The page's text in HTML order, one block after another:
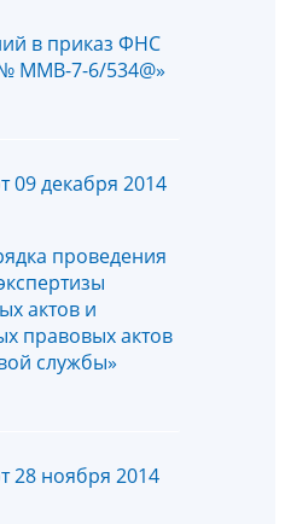
в приказ ФНС
ММВ-7-6/534@»
09 декабря 2014
проведения
актов и
правовых актов
службы»
28 ноября 2014